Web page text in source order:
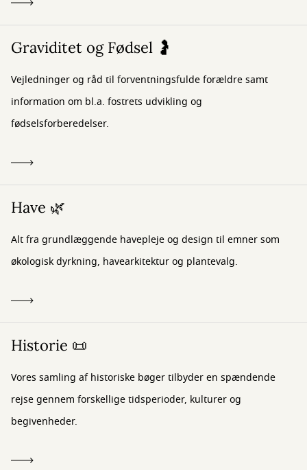
Graviditet og Fødsel 🤰
Vejledninger og råd til forventningsfulde forældre samt
information om bl.a. fostrets udvikling og
fødselsforberedelser.
Have 🌿
Alt fra grundlæggende havepleje og design til emner som
økologisk dyrkning, havearkitektur og plantevalg.
Historie 📜
Vores samling af historiske bøger tilbyder en spændende
rejse gennem forskellige tidsperioder, kulturer og
begivenheder.